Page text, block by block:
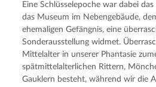
Eine Schlüsselepoche war dabei
das Museum im Nebengebäude,
ehemaligen Gefängnis, eine
Sonderausstellung widmet.
Mittelalter in unserer Phantasie
spätmittelalterlichen Rittern,
Gauklern besteht, während wir die